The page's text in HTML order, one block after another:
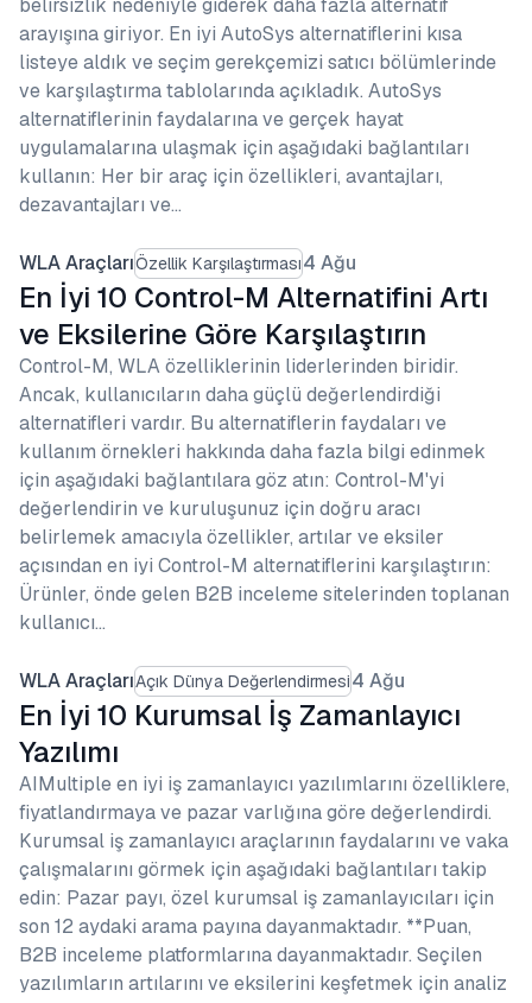
belirsizlik nedeniyle giderek daha fazla alternatif
arayışına giriyor. En iyi AutoSys alternatiflerini kısa
listeye aldık ve seçim gerekçemizi satıcı bölümlerinde
ve karşılaştırma tablolarında açıkladık. AutoSys
alternatiflerinin faydalarına ve gerçek hayat
uygulamalarına ulaşmak için aşağıdaki bağlantıları
kullanın: Her bir araç için özellikleri, avantajları,
dezavantajları ve…
WLA AraçlarıÖzellik Karşılaştırması4 Ağu
En İyi 10 Control-M Alternatifini Artı
ve Eksilerine Göre Karşılaştırın
Control-M, WLA özelliklerinin liderlerinden biridir.
Ancak, kullanıcıların daha güçlü değerlendirdiği
alternatifleri vardır. Bu alternatiflerin faydaları ve
kullanım örnekleri hakkında daha fazla bilgi edinmek
için aşağıdaki bağlantılara göz atın: Control-M'yi
değerlendirin ve kuruluşunuz için doğru aracı
belirlemek amacıyla özellikler, artılar ve eksiler
açısından en iyi Control-M alternatiflerini karşılaştırın:
Ürünler, önde gelen B2B inceleme sitelerinden toplanan
kullanıcı…
WLA AraçlarıAçık Dünya Değerlendirmesi4 Ağu
En İyi 10 Kurumsal İş Zamanlayıcı
Yazılımı
AIMultiple en iyi iş zamanlayıcı yazılımlarını özelliklere,
fiyatlandırmaya ve pazar varlığına göre değerlendirdi.
Kurumsal iş zamanlayıcı araçlarının faydalarını ve vaka
çalışmalarını görmek için aşağıdaki bağlantıları takip
edin: Pazar payı, özel kurumsal iş zamanlayıcıları için
son 12 aydaki arama payına dayanmaktadır. **Puan,
B2B inceleme platformlarına dayanmaktadır. Seçilen
yazılımların artılarını ve eksilerini keşfetmek için analiz